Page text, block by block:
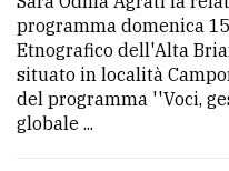
policy
Cookie
policy
programma domenica
Etnografico dell'Alta
situato in località
del programma ''Voci,
globale ...